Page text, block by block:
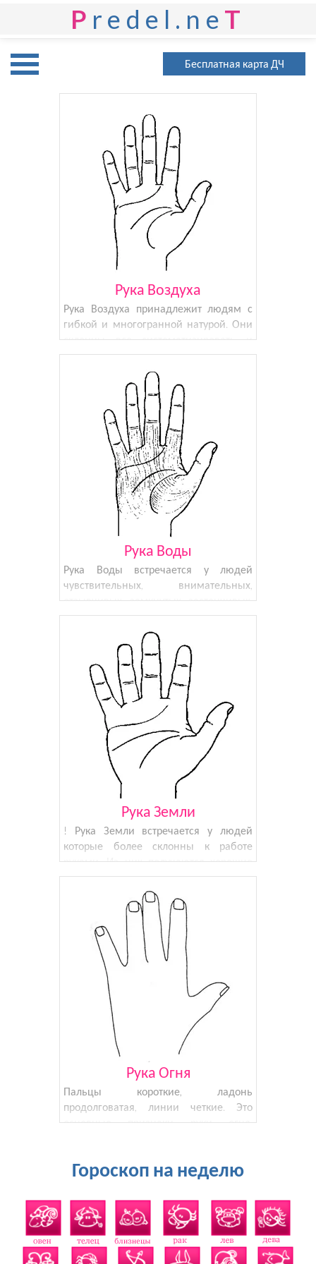
P redel.ne T
Бесплатная карта ДЧ
Рука Воздуха
Рука Воздуха принадлежит людям с
гибкой и многогранной натурой. Они
склонны все систематизировать и
структурировать. По своей натуре
очень любознательны и артистичны.
Очень любят внимание и стараются
добиваться признания. Люди с Рукой
Рука Воды
Рука Воды встречается у людей
чувствительных, внимательных,
отзывчивых, замкнутых, застенчивых.
Такие люди лучше побудут дома и
почитают книгу, чем пойдут на
вечеринку. Они наблюдатели по
жизни, перед тем как принять
решение очень долг
Рука Земли
! Рука Земли встречается у людей
которые более склонны к работе
руками. Из них получаются хорошие
плотники, ремесленники, слесаря или
повара. Такие люди любят работать на
земле, но к новинкам относятся очень
осторожно. Если будет выбо
Рука Огня
Пальцы короткие, ладонь
продолговатая, линии четкие. Это
основные признаки руки огня.
пальцы — об отсутствии интереса к
деталям. Рука Огня - это живость ума,
тв
Гороскоп на неделю